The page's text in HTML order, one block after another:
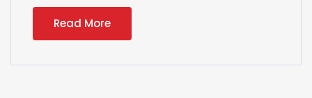
Read More